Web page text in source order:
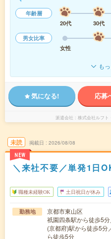
年齢層
20代
30代
男女比率
女性
も
気になる! 応募
派遣会社 株式会社ルフ
未読
NEW
掲載日 2026/08/08
＼来社不要／単発1日
職種未経験OK 土日祝日が休み
勤務地
京都市東山区
祇園四条駅から徒歩5
(京都府)駅から徒歩5分
ら徒歩5分